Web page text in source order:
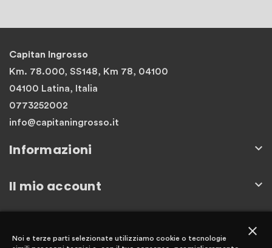
Capitan Ingrosso
Km. 78.000, SS148, Km 78, 04100
04100 Latina, Italia
0773252002
info@capitaningrosso.it
Informazioni 
Il mio account 
close
Noi e terze parti selezionate utilizziamo cookie o tecnologie